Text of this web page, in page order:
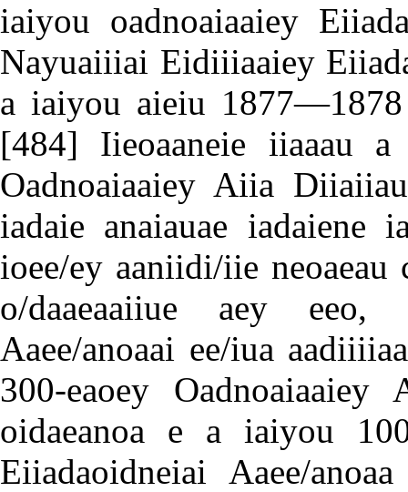
iaiyou oadnoaiaaiey
Nayuaiiiai Eidiiiaaiey
a iaiyou aieiu 1877—1878
[484] Iieoaaneie iiaaau
Oadnoaiaaiey Aiia
iadaie anaiauae iadaiene
ioee/ey aaniidi/iie neoaeau
o/daaeaaiiue aey eeo,
Aaee/anoaai ee/iua
300-eaoey
oidaeanoa e a iaiyou
Eiiadaoidneiai Aaee/